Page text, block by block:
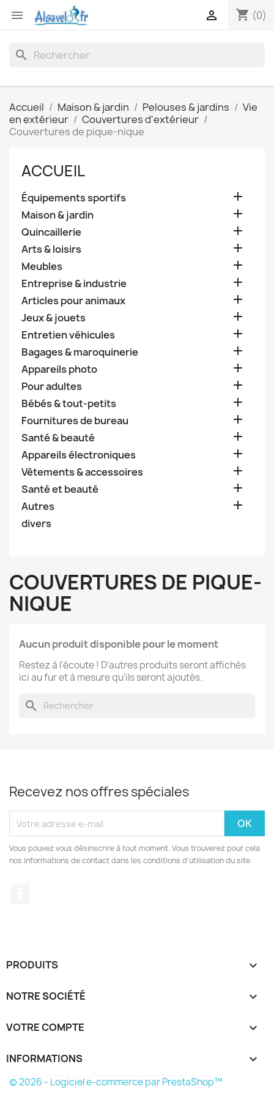
 shopping_cart (0)

search
Accueil Maison & jardin Pelouses & jardins
Vie
en extérieur
Couvertures d'extérieur
Couvertures de pique-nique
ACCUEIL
Équipements sportifs 
Maison & jardin 
Quincaillerie 
Arts & loisirs 
Meubles 
Entreprise & industrie 
Articles pour animaux 
Jeux & jouets 
Entretien véhicules 
Bagages & maroquinerie 
Appareils photo 
Pour adultes 
Bébés & tout-petits 
Fournitures de bureau 
Santé & beauté 
Appareils électroniques 
Vêtements & accessoires 
Santé et beauté 
Autres 
divers
COUVERTURES DE PIQUE-
NIQUE
Aucun produit disponible pour le moment
Restez à l'écoute ! D'autres produits seront affichés
ici au fur et à mesure qu'ils seront ajoutés.
search
Recevez nos offres spéciales
Vous pouvez vous désinscrire à tout moment. Vous trouverez pour cela
nos informations de contact dans les conditions d'utilisation du site.
PRODUITS 
NOTRE SOCIÉTÉ 
VOTRE COMPTE 
INFORMATIONS keyboard_arrow_down
© 2026 - Logiciel e-commerce par PrestaShop™